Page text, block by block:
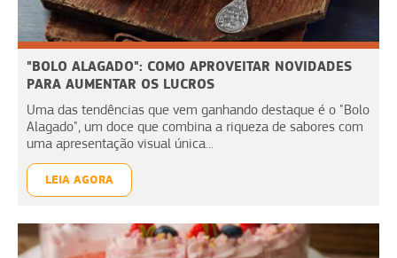
"BOLO ALAGADO": COMO APROVEITAR NOVIDADES
PARA AUMENTAR OS LUCROS
Uma das tendências que vem ganhando destaque é o "Bolo
Alagado", um doce que combina a riqueza de sabores com
uma apresentação visual única...
LEIA AGORA